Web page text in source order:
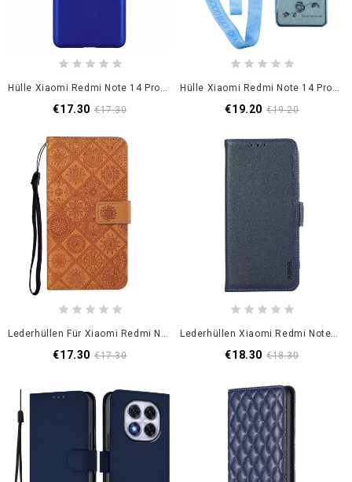
Hülle Xiaomi Redmi Note 14 Pro 5g Handyhülle Mattes Finish
€17.30 €17.30
Hülle Xiaomi Redmi Note 14 Pro 5g Kadem Pailletten Und Bänder
€19.20 €19.20
Lederhüllen Für Xiaomi Redmi Note 14 Pro 5g Ethno-Stil
€17.30 €17.30
Lederhüllen Xiaomi Redmi Note 14 Pro 5g Handyhülle Abeel
€18.30 €18.30